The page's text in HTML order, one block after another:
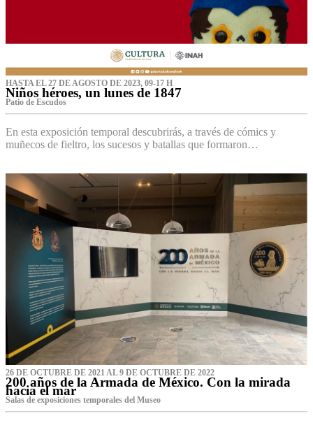
HASTA EL 27 DE AGOSTO DE 2023, 09-17 H
Niños héroes, un lunes de 1847
Patio de Escudos
En esta exposición temporal descubrirás, a través de cómics y
muñecos de fieltro, los sucesos y batallas que formaron…
26 DE OCTUBRE DE 2021 AL 9 DE OCTUBRE DE 2022
200 años de la Armada de México. Con la mirada
hacia el mar
Salas de exposiciones temporales del Museo‌